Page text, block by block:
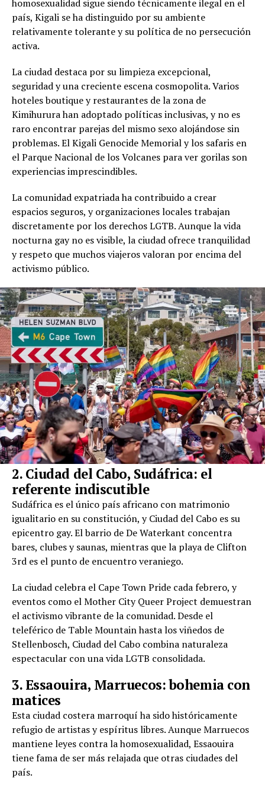
homosexualidad sigue siendo técnicamente ilegal en el
país, Kigali se ha distinguido por su ambiente
relativamente tolerante y su política de no persecución
activa.
La ciudad destaca por su limpieza excepcional,
seguridad y una creciente escena cosmopolita. Varios
hoteles boutique y restaurantes de la zona de
Kimihurura han adoptado políticas inclusivas, y no es
raro encontrar parejas del mismo sexo alojándose sin
problemas. El Kigali Genocide Memorial y los safaris en
el Parque Nacional de los Volcanes para ver gorilas son
experiencias imprescindibles.
La comunidad expatriada ha contribuido a crear
espacios seguros, y organizaciones locales trabajan
discretamente por los derechos LGTB. Aunque la vida
nocturna gay no es visible, la ciudad ofrece tranquilidad
y respeto que muchos viajeros valoran por encima del
activismo público.
2. Ciudad del Cabo, Sudáfrica: el
referente indiscutible
Sudáfrica es el único país africano con matrimonio
igualitario en su constitución, y Ciudad del Cabo es su
epicentro gay. El barrio de De Waterkant concentra
bares, clubes y saunas, mientras que la playa de Clifton
3rd es el punto de encuentro veraniego.
La ciudad celebra el Cape Town Pride cada febrero, y
eventos como el Mother City Queer Project demuestran
el activismo vibrante de la comunidad. Desde el
teleférico de Table Mountain hasta los viñedos de
Stellenbosch, Ciudad del Cabo combina naturaleza
espectacular con una vida LGTB consolidada.
3. Essaouira, Marruecos: bohemia con
matices
Esta ciudad costera marroquí ha sido históricamente
refugio de artistas y espíritus libres. Aunque Marruecos
mantiene leyes contra la homosexualidad, Essaouira
tiene fama de ser más relajada que otras ciudades del
país.